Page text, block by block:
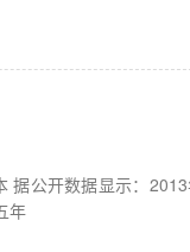
据公开数据显示：
年